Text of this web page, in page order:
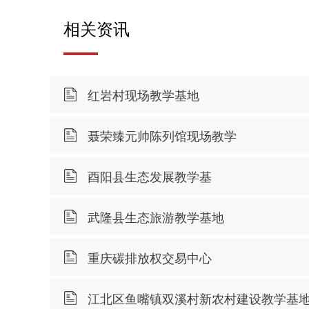
相关资讯
红岩村现场教学基地
聂荣臻元帅陈列馆现场教学
酉阳县生态发展教学基
武隆县生态旅游教学基地
重庆碳排放权交易中心
江北区鱼嘴镇双溪村新农村建设教学基